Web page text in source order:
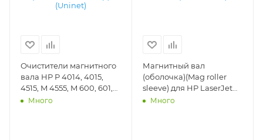
Очистители магнитного
вала HP P 4014, 4015,
4515, M 4555, M 600, 601,
602, 603 (УПАКОВКА 10
Много
Магнитный вал
(оболочка)(Mag roller
sleeve) для HP LaserJet
4200, 4250, 4300, 4350,
Много